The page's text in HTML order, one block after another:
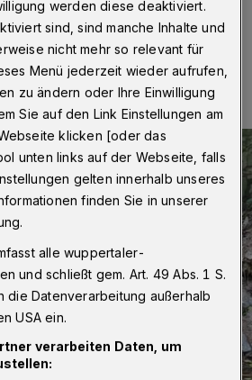
Eine Minute Lesezeit
werden diese deaktiviert.
sind, sind manche Inhalte und
nicht mehr so relevant für
Menü jederzeit wieder aufrufen,
zu ändern oder Ihre Einwilligung
Sie auf den Link Einstellungen am
klicken [oder das
unten links auf der Webseite, falls
gelten innerhalb unseres
finden Sie in unserer
alle wuppertaler-
und schließt gem. Art. 49 Abs. 1 S.
die Datenverarbeitung außerhalb
USA ein.
verarbeiten Daten, um